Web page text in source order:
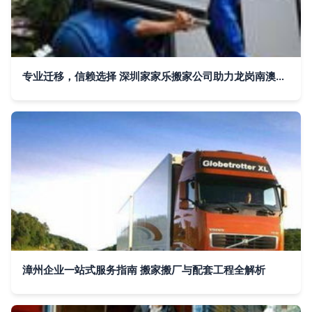
专业迁移，信赖选择 深圳家家乐搬家公司助力龙岗南澳搬家搬厂
漳州企业一站式服务指南 搬家搬厂与配套工程全解析